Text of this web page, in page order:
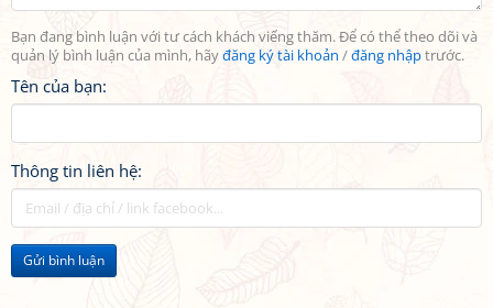
Bạn đang bình luận với tư cách khách viếng thăm. Để có thể theo dõi và
quản lý bình luận của mình, hãyđăng ký tài khoản /đăng nhậptrước.
Tên của bạn:
Thông tin liên hệ:
Gửi bình luận